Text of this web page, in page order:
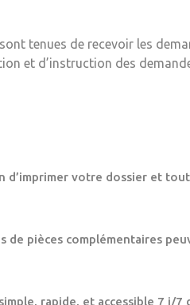
tenues de recevoir les
et d’instruction des
d’imprimer votre dossier et
de pièces complémentaires
rapide, et accessible 7 j/7